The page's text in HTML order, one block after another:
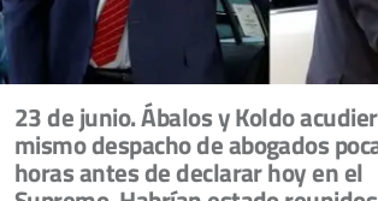
23 de junio. Ábalos y Koldo
mismo despacho de abogados
horas antes de declarar hoy en el